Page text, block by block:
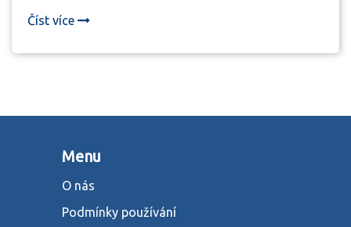
Číst více
Menu
O nás
Podmínky používání